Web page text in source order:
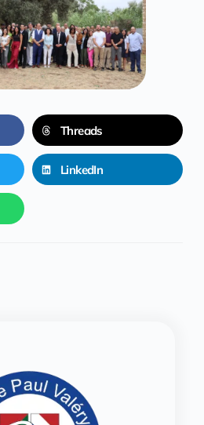
Threads
LinkedIn